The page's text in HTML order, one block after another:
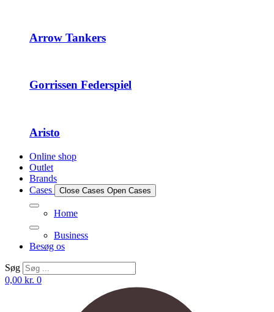
Arrow Tankers
Gorrissen Federspiel
Aristo
Online shop
Outlet
Brands
Cases
Close Cases Open Cases
Home
Business
Besøg os
Søg
0,00 kr. 0